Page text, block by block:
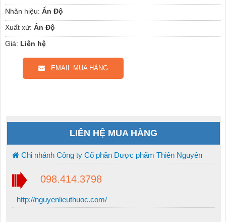
Nhãn hiệu: Ấn Độ
Xuất xứ: Ấn Độ
Giá: Liên hệ
EMAIL MUA HÀNG
LIÊN HỆ MUA HÀNG
Chi nhánh Công ty Cổ phần Dược phẩm Thiên Nguyên
098.414.3798
http://nguyenlieuthuoc.com/